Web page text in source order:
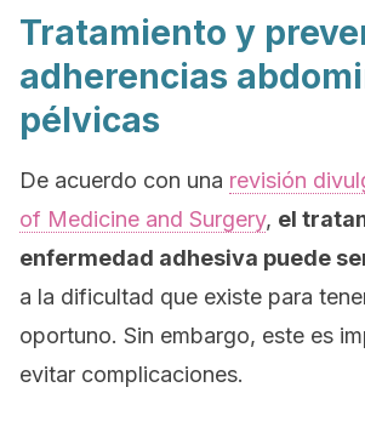
Tratamiento y
adherencias
pélvicas
De acuerdo con una revisión
of Medicine and Surgery, el
enfermedad adhesiva puede
a la dificultad que existe para
oportuno. Sin embargo, este es
evitar complicaciones.